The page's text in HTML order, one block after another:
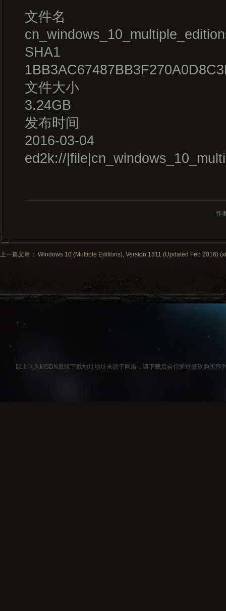
文件名
SHA1
文件大小
3.24GB
发布时间
2016-03-04
ed2k://
作
上一篇文章： Windows 10 (Multiple Editions), Version 1511 (Updated Feb 2016)
以上均为MSDN原版下载地址地址来源于网络，请下载后自行通过微软购买